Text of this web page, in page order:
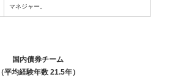
マネジャー。
国内債券チーム
（平均経験年数 21.5年）